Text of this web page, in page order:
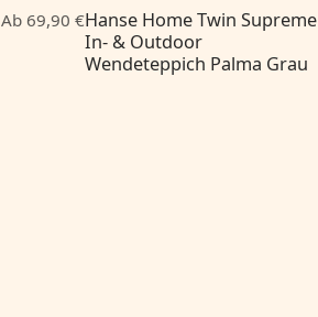
Ab 69,90 €Hanse Home Twin Supreme
In- & Outdoor
Wendeteppich Palma Grau